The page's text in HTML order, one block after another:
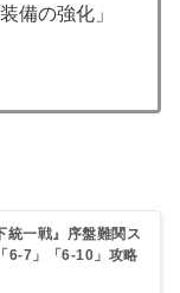
備の強化」
統一戦』序盤難関ス
6-7」「6-10」攻略